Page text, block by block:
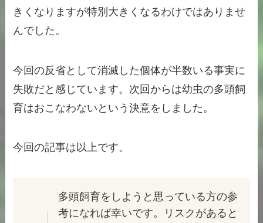
きくなりますが特別大きくなるわけではありませ
んでした。
今回の反省として消滅した個体が半数いる事実に
失敗だと感じています。次回からは幼虫の多頭飼
育はおこなわないという決意をしました。
今回の記事は以上です。
多頭飼育をしようと思っている方の参
考になれば幸いです。リスクがあると